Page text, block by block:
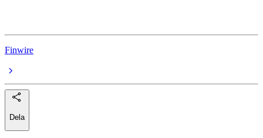
Finwire
Dela